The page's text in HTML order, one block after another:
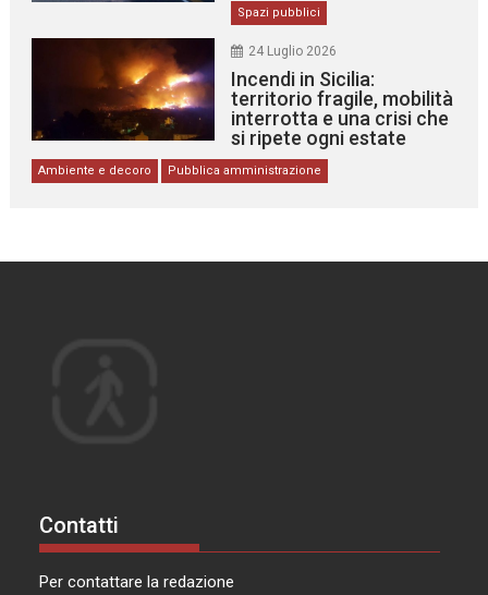
Spazi pubblici
24 Luglio 2026
Incendi in Sicilia:
territorio fragile, mobilità
interrotta e una crisi che
si ripete ogni estate
Ambiente e decoro Pubblica amministrazione
Contatti
Per contattare la redazione